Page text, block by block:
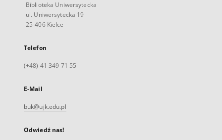
Biblioteka Uniwersytecka
ul. Uniwersytecka 19
25-406 Kielce
Telefon
(+48) 41 349 71 55
E-Mail
buk@ujk.edu.pl
Odwiedź nas!